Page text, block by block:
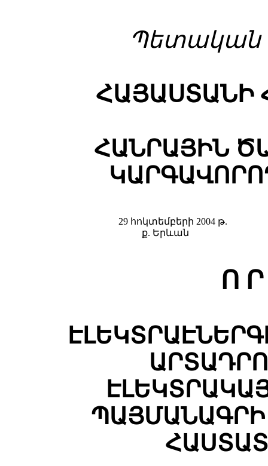
Պետական
ՀԱՅԱՍՏԱՆԻ
ՀԱՆՐԱՅԻՆ
29 հոկտեմբերի 2004 թ.
ք. Երևան
Ո